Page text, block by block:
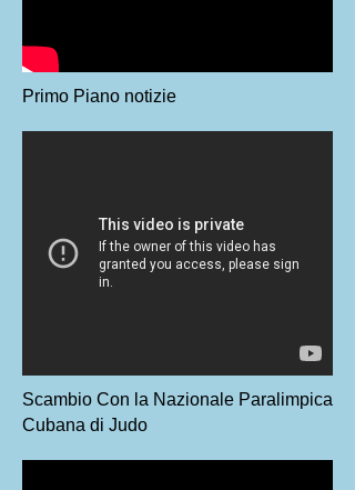
Primo Piano notizie
Scambio Con la Nazionale Paralimpica
Cubana di Judo